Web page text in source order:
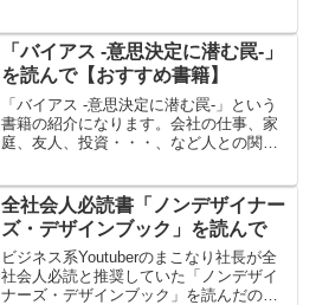
う」ように作成するのって凄く難しいん
ですよ...
「バイアス -意思決定に潜む罠-」
を読んで【おすすめ書籍】
「バイアス -意思決定に潜む罠-」という
書籍の紹介になります。会社の仕事、家
庭、友人、投資・・・、など人との関わ
ス」というテーマが大変応用力の高く、
万人に学ぶ価値があり...
全社会人必読書「ノンデザイナー
ズ・デザインブック」を読んで
ビジネス系Youtuberのまこなり社長が全
社会人必読と推奨していた「ノンデザイ
ナーズ・デザインブック」を読んだので